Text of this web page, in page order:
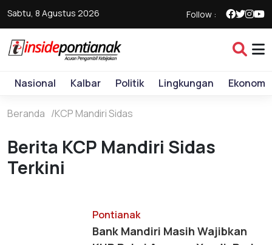
Sabtu, 8 Agustus 2026 Follow :
Nasional Kalbar Politik Lingkungan Ekonomi
Beranda KCP Mandiri Sidas
Berita KCP Mandiri Sidas
Terkini
Pontianak
Bank Mandiri Masih Wajibkan